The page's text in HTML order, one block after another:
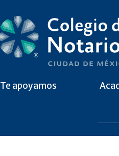
Te apoyamos